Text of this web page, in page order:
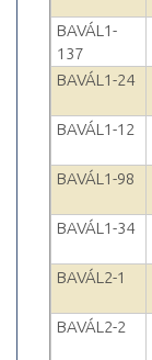
BAVÁL1-
137
BAVÁL1-24
BAVÁL1-12
BAVÁL1-98
BAVÁL1-34
BAVÁL2-1
BAVÁL2-2